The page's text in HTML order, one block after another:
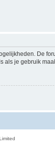
De
je gebruik